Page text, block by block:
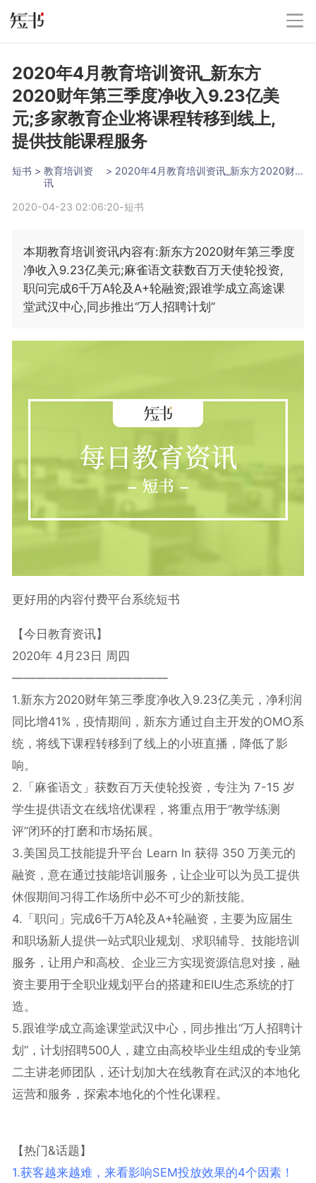
2020年4月教育培训资讯_新东方
2020财年第三季度净收入9.23亿美
元;多家教育企业将课程转移到线上,
提供技能课程服务
短书 > 教育培训资
讯
> 2020年4月教育培训资讯_新东方2020财年第三季度净收入9.23亿美元;多家教育企业将课程转移到线上,提供技能课程服务
2020-04-23 02:06:20-短书
本期教育培训资讯内容有:新东方2020财年第三季度
净收入9.23亿美元;麻雀语文获数百万天使轮投资,
职问完成6千万A轮及A+轮融资;跟谁学成立高途课
堂武汉中心,同步推出“万人招聘计划”
更好用的内容付费平台系统短书
【今日教育资讯】
2020年 4月23日 周四
—————————————
1.新东方2020财年第三季度净收入9.23亿美元，净利润
同比增41%，疫情期间，新东方通过自主开发的OMO系
统，将线下课程转移到了线上的小班直播，降低了影
响。
2.「麻雀语文」获数百万天使轮投资，专注为 7-15 岁
学生提供语文在线培优课程，将重点用于“教学练测
评”闭环的打磨和市场拓展。
3.美国员工技能提升平台 Learn In 获得 350 万美元的
融资，意在通过技能培训服务，让企业可以为员工提供
休假期间习得工作场所中必不可少的新技能。
4.「职问」完成6千万A轮及A+轮融资，主要为应届生
和职场新人提供一站式职业规划、求职辅导、技能培训
服务，让用户和高校、企业三方实现资源信息对接，融
资主要用于全职业规划平台的搭建和EIU生态系统的打
造。
5.跟谁学成立高途课堂武汉中心，同步推出“万人招聘计
划”，计划招聘500人，建立由高校毕业生组成的专业第
二主讲老师团队，还计划加大在线教育在武汉的本地化
运营和服务，探索本地化的个性化课程。
【热门&话题】
1.获客越来越难，来看影响SEM投放效果的4个因素！